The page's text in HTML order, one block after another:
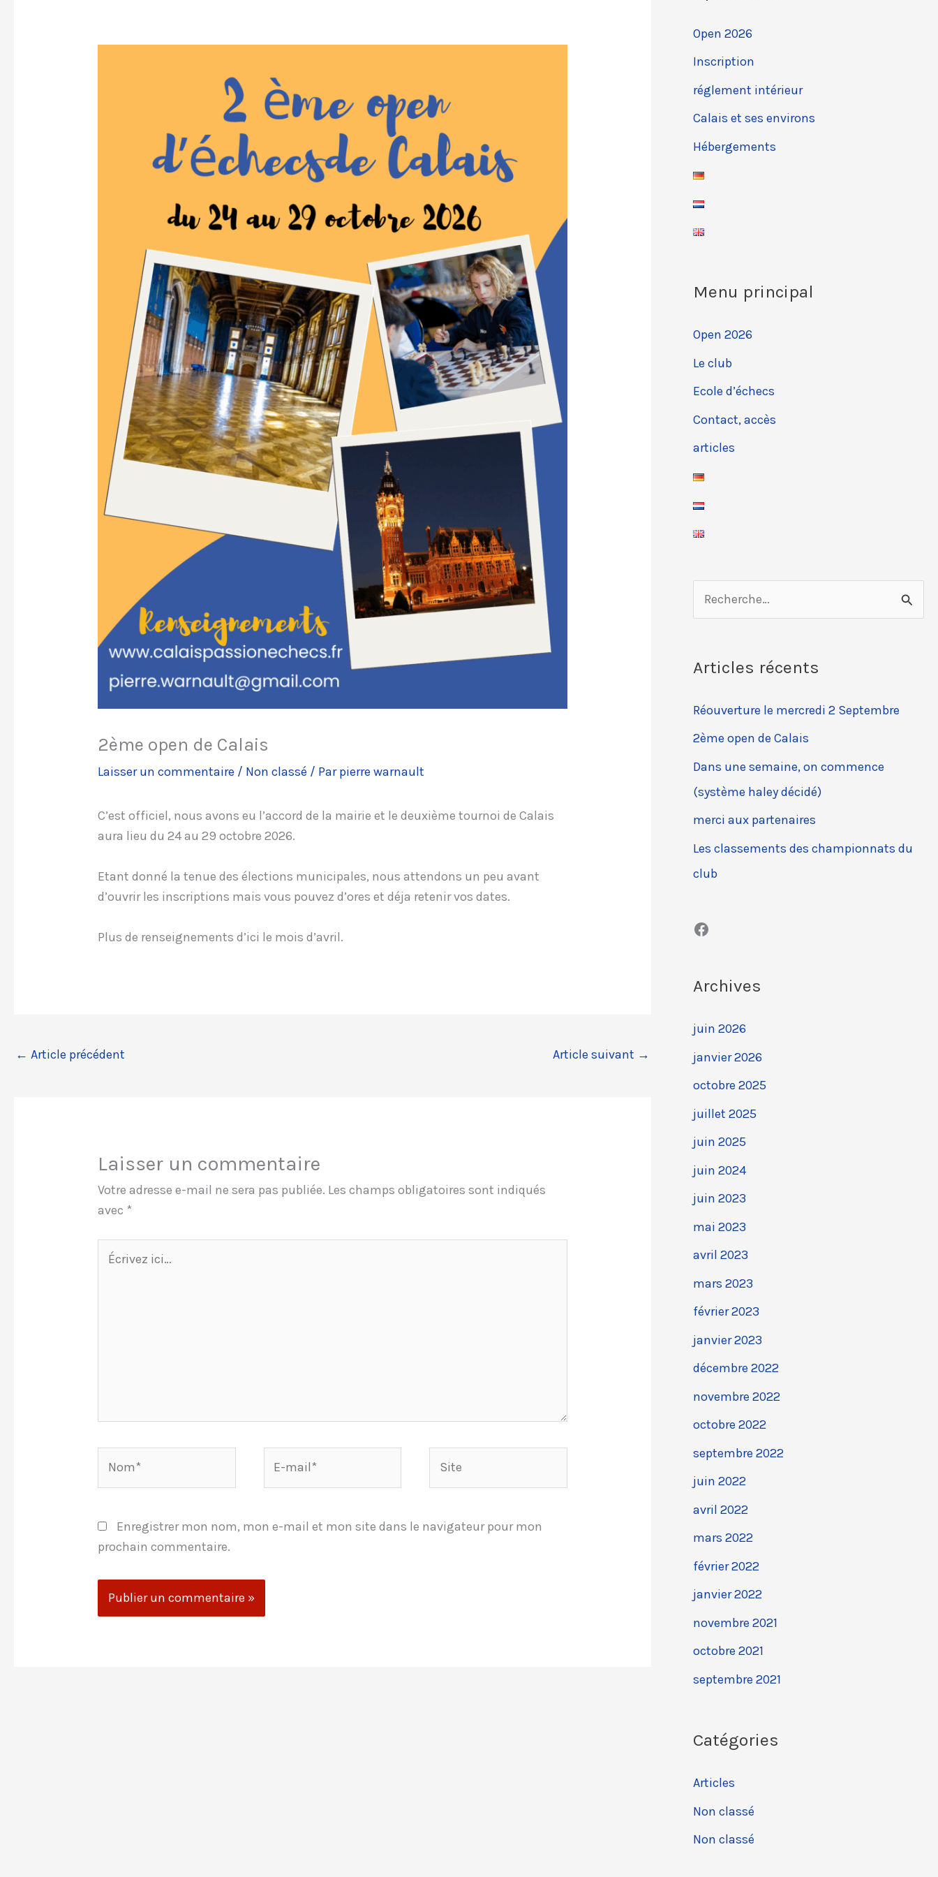
2ème open de Calais
Laisser un commentaire / Non classé / Parpierre warnault
C’est officiel, nous avons eu l’accord de la mairie et le deuxième tournoi de Calais
aura lieu du 24 au 29 octobre 2026.
Etant donné la tenue des élections municipales, nous attendons un peu avant
d’ouvrir les inscriptions mais vous pouvez d’ores et déja retenir vos dates.
Plus de renseignements d’ici le mois d’avril.
← Article précédent Article suivant →
Laisser un commentaire
Votre adresse e-mail ne sera pas publiée. Les champs obligatoires sont indiqués
avec *
Écrivez
Enregistrer mon nom, mon e-mail et mon site dans le navigateur pour mon
prochain commentaire.
Open 2026
Inscription
réglement intérieur
Calais et ses environs
Hébergements
Menu principal
Open 2026
Le club
Ecole d’échecs
Contact, accès
articles
e
h
r
c
h
e
r
:
Articles récents
Réouverture le mercredi 2 Septembre
2ème open de Calais
Dans une semaine, on commence
(système haley décidé)
merci aux partenaires
Les classements des championnats du
club
Facebook
Archives
juin 2026
janvier 2026
octobre 2025
juillet 2025
juin 2025
juin 2024
juin 2023
mai 2023
avril 2023
mars 2023
février 2023
janvier 2023
décembre 2022
novembre 2022
octobre 2022
septembre 2022
juin 2022
avril 2022
mars 2022
février 2022
janvier 2022
novembre 2021
octobre 2021
septembre 2021
Catégories
Articles
Non classé
Non classé